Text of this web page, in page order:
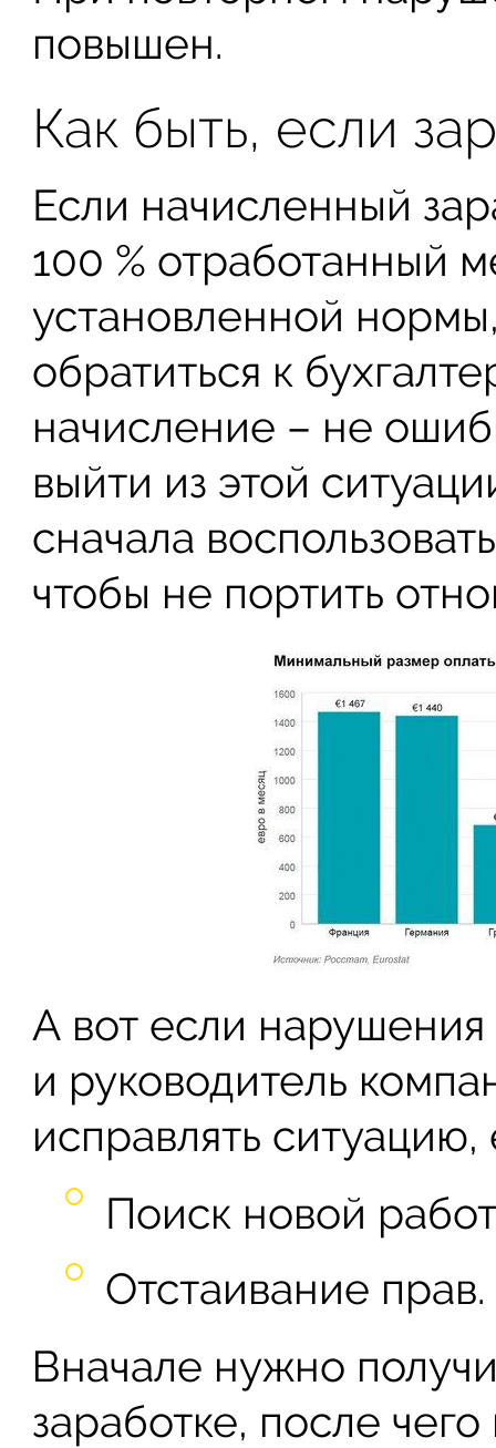
повышен.
Как быть, если
Если начисленный
100 % отработанный
установленной
обратиться к
начисление – не
выйти из этой
сначала
чтобы не портить
А вот если
и руководитель
исправлять ситуацию,
Поиск новой
Отстаивание прав.
Вначале нужно
заработке, после